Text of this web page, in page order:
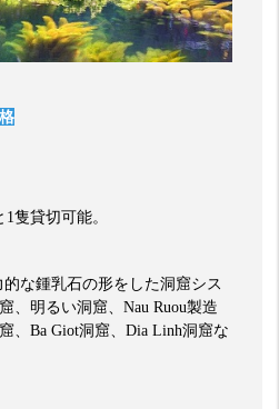
1隻貸切可能。
な鍾乳石の形をした洞窟シス
、明るい洞窟、 Nau Ruou製造
、 Ba Giot洞窟、 Dia Linh洞窟な